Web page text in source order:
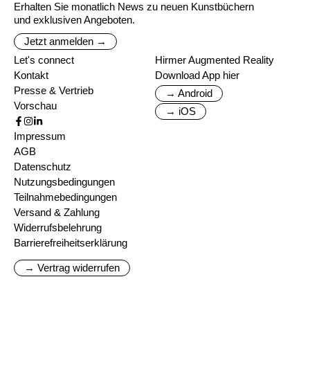
Erhalten Sie monatlich News zu neuen Kunstbüchern
und exklusiven Angeboten.
Jetzt anmelden →
Let's connect
Kontakt
Presse & Vertrieb
Vorschau
Hirmer Augmented Reality
Download App hier
→ Android
→ iOS
Impressum
AGB
Datenschutz
Nutzungsbedingungen
Teilnahmebedingungen
Versand & Zahlung
Widerrufsbelehrung
Barrierefreiheitserklärung
→ Vertrag widerrufen